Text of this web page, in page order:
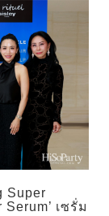
Super
เซรั่ม